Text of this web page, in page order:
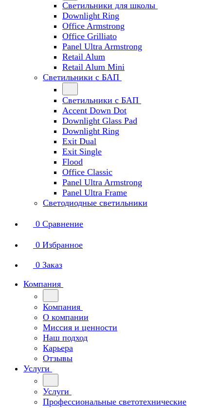
Светильники для школы
Downlight Ring
Office Armstrong
Office Grilliato
Panel Ultra Armstrong
Retail Alum
Retail Alum Mini
Светильники с БАП
Светильники с БАП
Accent Down Dot
Downlight Glass Pad
Downlight Ring
Exit Dual
Exit Single
Flood
Office Classic
Panel Ultra Armstrong
Panel Ultra Frame
Светодиодные светильники
0 Сравнение
0 Избранное
0 Заказ
Компания
Компания
О компании
Миссия и ценности
Наш подход
Карьера
Отзывы
Услуги
Услуги
Профессиональные светотехнические